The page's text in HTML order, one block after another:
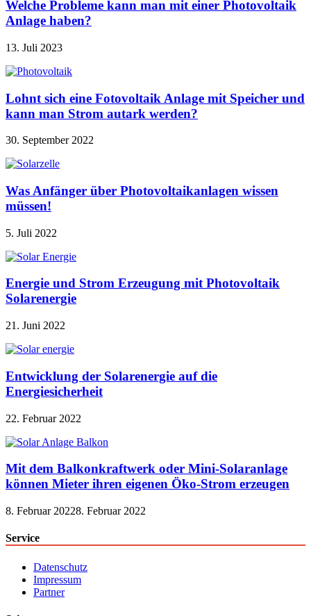
Welche Probleme kann man mit einer Photovoltaik
Anlage haben?
13. Juli 2023
Lohnt sich eine Fotovoltaik Anlage mit Speicher und
kann man Strom autark werden?
30. September 2022
Was Anfänger über Photovoltaikanlagen wissen
müssen!
5. Juli 2022
Energie und Strom Erzeugung mit Photovoltaik
Solarenergie
21. Juni 2022
Entwicklung der Solarenergie auf die
Energiesicherheit
22. Februar 2022
Mit dem Balkonkraftwerk oder Mini-Solaranlage
können Mieter ihren eigenen Öko-Strom erzeugen
8. Februar 20228. Februar 2022
Service
Datenschutz
Impressum
Partner